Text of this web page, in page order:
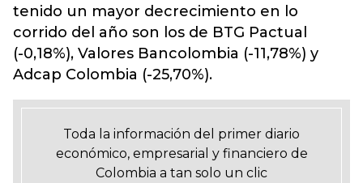
tenido un mayor decrecimiento en lo
corrido del año son los de BTG Pactual
(-0,18%), Valores Bancolombia (-11,78%) y
Adcap Colombia (-25,70%).
Toda la información del primer diario
económico, empresarial y financiero de
Colombia a tan solo un clic